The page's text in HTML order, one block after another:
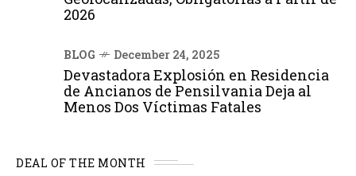
2026
BLOG December 24, 2025
Devastadora Explosión en Residencia
de Ancianos de Pensilvania Deja al
Menos Dos Víctimas Fatales
DEAL OF THE MONTH